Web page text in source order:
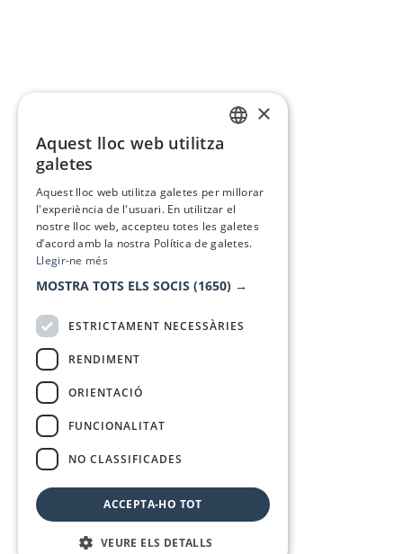
×
Aquest lloc web utilitza
galetes
Aquest lloc web utilitza galetes per millorar
l'experiència de l'usuari. En utilitzar el
nostre lloc web, accepteu totes les galetes
d’acord amb la nostra Política de galetes.
Llegir-ne més
MOSTRA TOTS ELS SOCIS (1650) →
ESTRICTAMENT NECESSÀRIES
RENDIMENT
ORIENTACIÓ
FUNCIONALITAT
NO CLASSIFICADES
ACCEPTA-HO TOT
VEURE ELS DETALLS